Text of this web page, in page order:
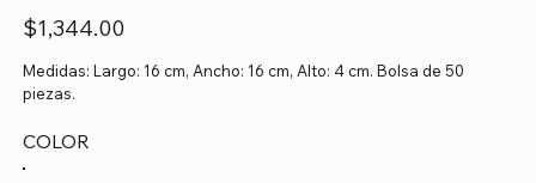
Precio
$1,344.00
Medidas: Largo: 16 cm, Ancho: 16 cm, Alto: 4 cm. Bolsa de 50
piezas.
COLOR